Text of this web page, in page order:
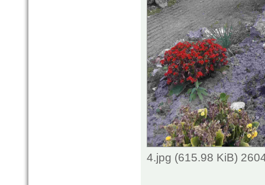
4.jpg (615.98 KiB)